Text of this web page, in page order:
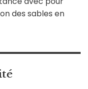
des sables en